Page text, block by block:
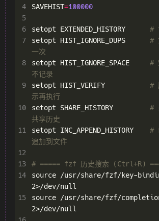
4
SAVEHIST=100000
5
6
setopt EXTENDED_HISTORY #
7
setopt HIST_IGNORE_DUPS #
一次
8
setopt HIST_IGNORE_SPACE #
不记录
9
setopt HIST_VERIFY #
示再执行
10
setopt SHARE_HISTORY #
共享历史
11
setopt INC_APPEND_HISTORY #
追加到文件
12
13
# ===== fzf 历史搜索 (Ctrl+R)
14
source /usr/share/fzf/key-
15
source /usr/share/fzf/